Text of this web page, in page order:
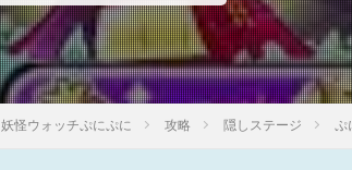
妖怪ウォッチぷにぷに 攻略 隠しステージ ぷ